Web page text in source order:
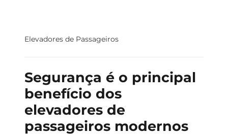
Elevadores de Passageiros
Segurança é o principal
benefício dos
elevadores de
passageiros modernos